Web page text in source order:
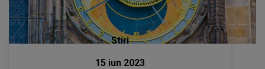
Stiri
15 iun 2023